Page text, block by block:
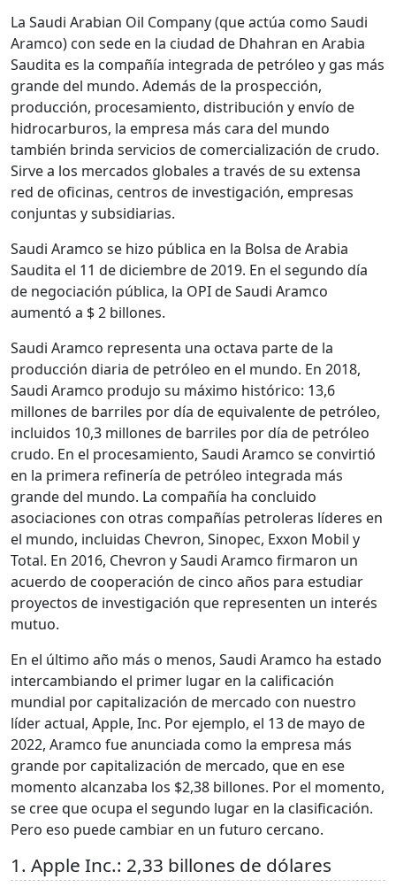
La Saudi Arabian Oil Company (que actúa como Saudi
Aramco) con sede en la ciudad de Dhahran en Arabia
Saudita es la compañía integrada de petróleo y gas más
grande del mundo. Además de la prospección,
producción, procesamiento, distribución y envío de
hidrocarburos, la empresa más cara del mundo
también brinda servicios de comercialización de crudo.
Sirve a los mercados globales a través de su extensa
red de oficinas, centros de investigación, empresas
conjuntas y subsidiarias.
Saudi Aramco se hizo pública en la Bolsa de Arabia
Saudita el 11 de diciembre de 2019. En el segundo día
de negociación pública, la OPI de Saudi Aramco
aumentó a $ 2 billones.
Saudi Aramco representa una octava parte de la
producción diaria de petróleo en el mundo. En 2018,
Saudi Aramco produjo su máximo histórico: 13,6
millones de barriles por día de equivalente de petróleo,
incluidos 10,3 millones de barriles por día de petróleo
crudo. En el procesamiento, Saudi Aramco se convirtió
en la primera refinería de petróleo integrada más
grande del mundo. La compañía ha concluido
asociaciones con otras compañías petroleras líderes en
el mundo, incluidas Chevron, Sinopec, Exxon Mobil y
Total. En 2016, Chevron y Saudi Aramco firmaron un
acuerdo de cooperación de cinco años para estudiar
proyectos de investigación que representen un interés
mutuo.
En el último año más o menos, Saudi Aramco ha estado
intercambiando el primer lugar en la calificación
mundial por capitalización de mercado con nuestro
líder actual, Apple, Inc. Por ejemplo, el 13 de mayo de
2022, Aramco fue anunciada como la empresa más
grande por capitalización de mercado, que en ese
momento alcanzaba los $2,38 billones. Por el momento,
se cree que ocupa el segundo lugar en la clasificación.
Pero eso puede cambiar en un futuro cercano.
1. Apple Inc.: 2,33 billones de dólares